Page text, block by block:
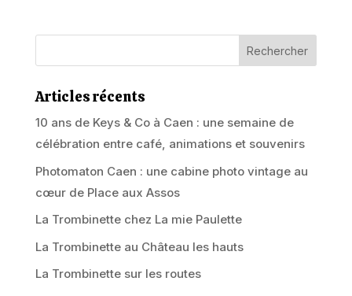
Articles récents
10 ans de Keys & Co à Caen : une semaine de
célébration entre café, animations et souvenirs
Photomaton Caen : une cabine photo vintage au
cœur de Place aux Assos
La Trombinette chez La mie Paulette
La Trombinette au Château les hauts
La Trombinette sur les routes